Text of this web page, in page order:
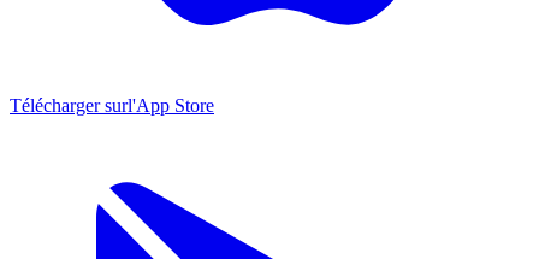
Télécharger surl'App Store